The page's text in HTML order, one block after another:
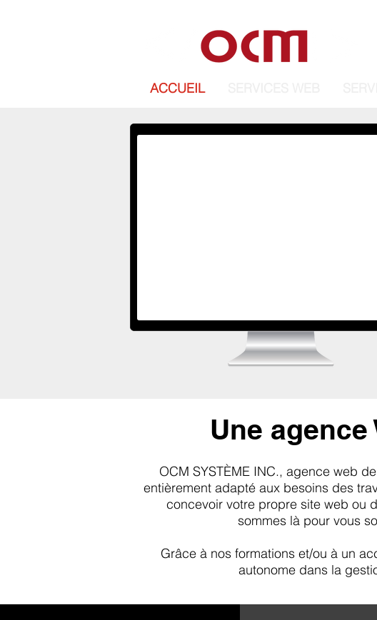
ACCUEIL
Une
OCM SYSTÈME INC., agence web
entièrement adapté aux besoins des
concevoir votre propre site web ou
sommes là pour vous
Grâce à nos formations et/ou à un
autonome dans la